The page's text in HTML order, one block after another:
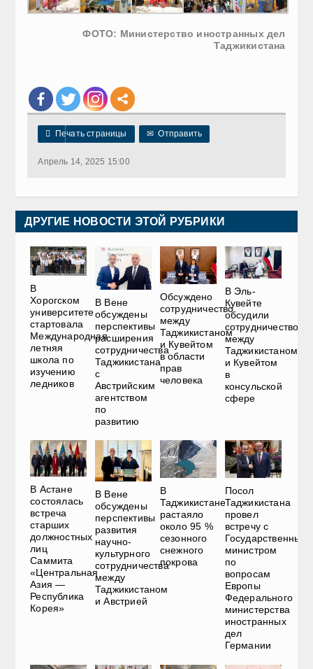
ФОТО: Министерство иностранных дел
Таджикистана
 Печать страницы ✉ Отправить
Апрель 14, 2025 15:00
ДРУГИЕ НОВОСТИ ЭТОЙ РУБРИКИ
В
Хорогском
университете
стартовала
Международная
летняя
школа по
изучению
ледников
В Вене
обсуждены
перспективы
расширения
сотрудничества
Таджикистана
с
Австрийским
агентством
по
развитию
Обсуждено
сотрудничество
между
Таджикистаном
и Кувейтом
в области
прав
человека
В Эль-
Кувейте
обсудили
сотрудничество
между
Таджикистаном
и Кувейтом
в
консульской
сфере
В Астане
состоялась
встреча
старших
должностных
лиц
Саммита
«Центральная
Азия —
Республика
Корея»
В Вене
обсуждены
перспективы
развития
научно-
культурного
сотрудничества
между
Таджикистаном
и Австрией
В
Таджикистане
растаяло
около 95 %
сезонного
снежного
покрова
Посол
Таджикистана
провел
встречу с
Государственным
министром
по
вопросам
Европы
Федерального
министерства
иностранных
дел
Германии